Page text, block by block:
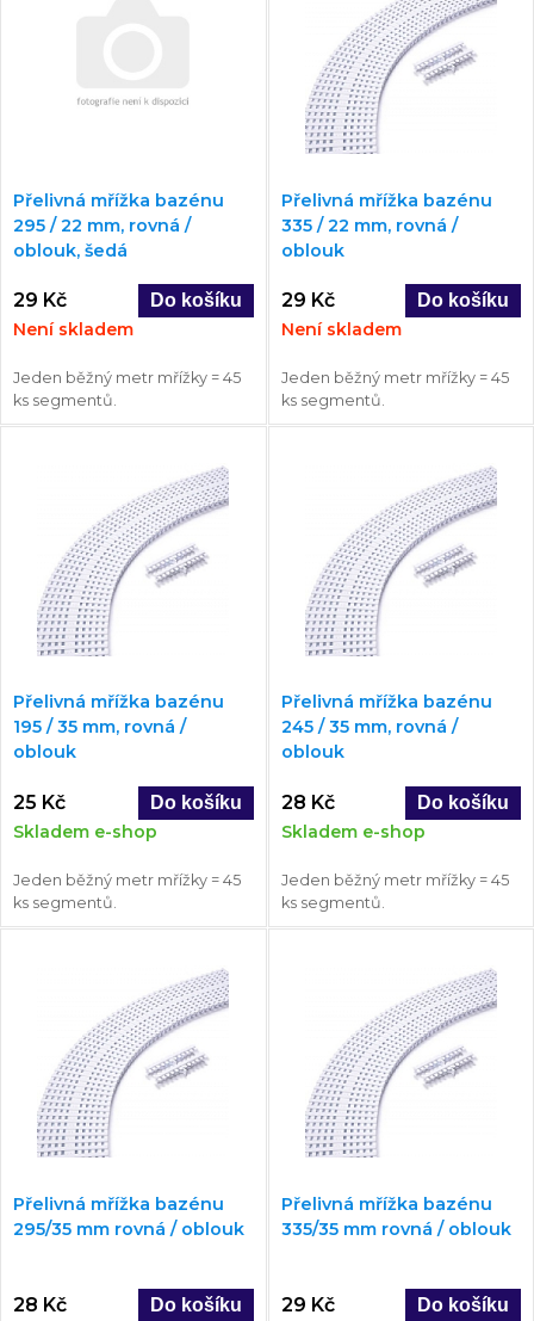
Přelivná mřížka bazénu
295 / 22 mm, rovná /
oblouk, šedá
29 Kč
Není skladem
Jeden běžný metr mřížky = 45
ks segmentů.
Přelivná mřížka bazénu
335 / 22 mm, rovná /
oblouk
29 Kč
Není skladem
Jeden běžný metr mřížky = 45
ks segmentů.
Přelivná mřížka bazénu
195 / 35 mm, rovná /
oblouk
25 Kč
Skladem e-shop
Jeden běžný metr mřížky = 45
ks segmentů.
Přelivná mřížka bazénu
245 / 35 mm, rovná /
oblouk
28 Kč
Skladem e-shop
Jeden běžný metr mřížky = 45
ks segmentů.
Přelivná mřížka bazénu
295/35 mm rovná / oblouk
28 Kč
Přelivná mřížka bazénu
335/35 mm rovná / oblouk
29 Kč